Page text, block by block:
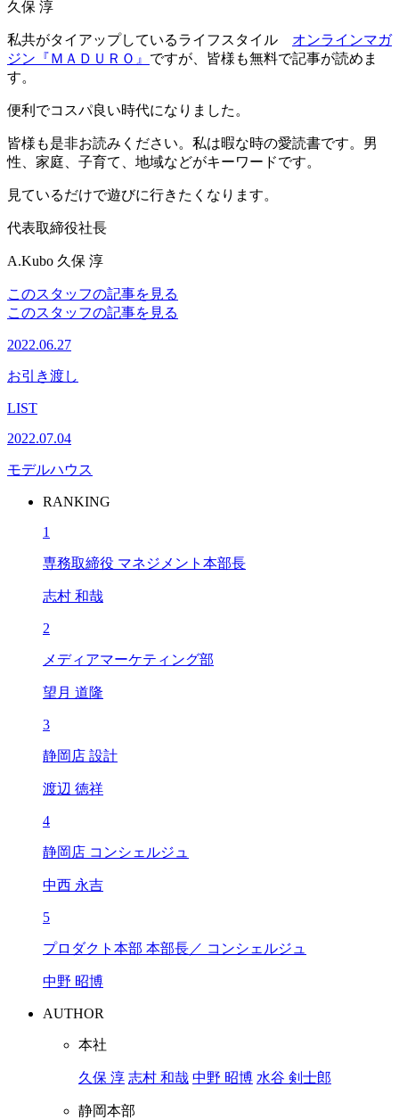
久保 淳
私共がタイアップしているライフスタイル オンラインマガ
ジン『ＭＡＤＵＲＯ』 ですが、皆様も無料で記事が読めま
す。
便利でコスパ良い時代になりました。
皆様も是非お読みください。私は暇な時の愛読書です。男
性、家庭、子育て、地域などがキーワードです。
見ているだけで遊びに行きたくなります。
代表取締役社長
A.Kubo 久保 淳
このスタッフの記事を見る
このスタッフの記事を見る
2022.06.27
お引き渡し
LIST
2022.07.04
モデルハウス
RANKING
1
専務取締役 マネジメント本部長
志村 和哉
2
メディアマーケティング部
望月 道隆
3
静岡店 設計
渡辺 徳祥
4
静岡店 コンシェルジュ
中西 永吉
5
プロダクト本部 本部長／ コンシェルジュ
中野 昭博
AUTHOR
本社
久保 淳 志村 和哉 中野 昭博 水谷 剣士郎
静岡本部